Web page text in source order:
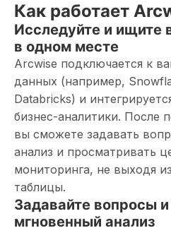
Как работает
Исследуйте и ищите
в одном месте
Arcwise подключается к
данных (например,
Databricks) и
бизнес-аналитики. После
вы сможете задавать
анализ и просматривать
мониторинга, не выходя
таблицы.
Задавайте вопросы
мгновенный анализ